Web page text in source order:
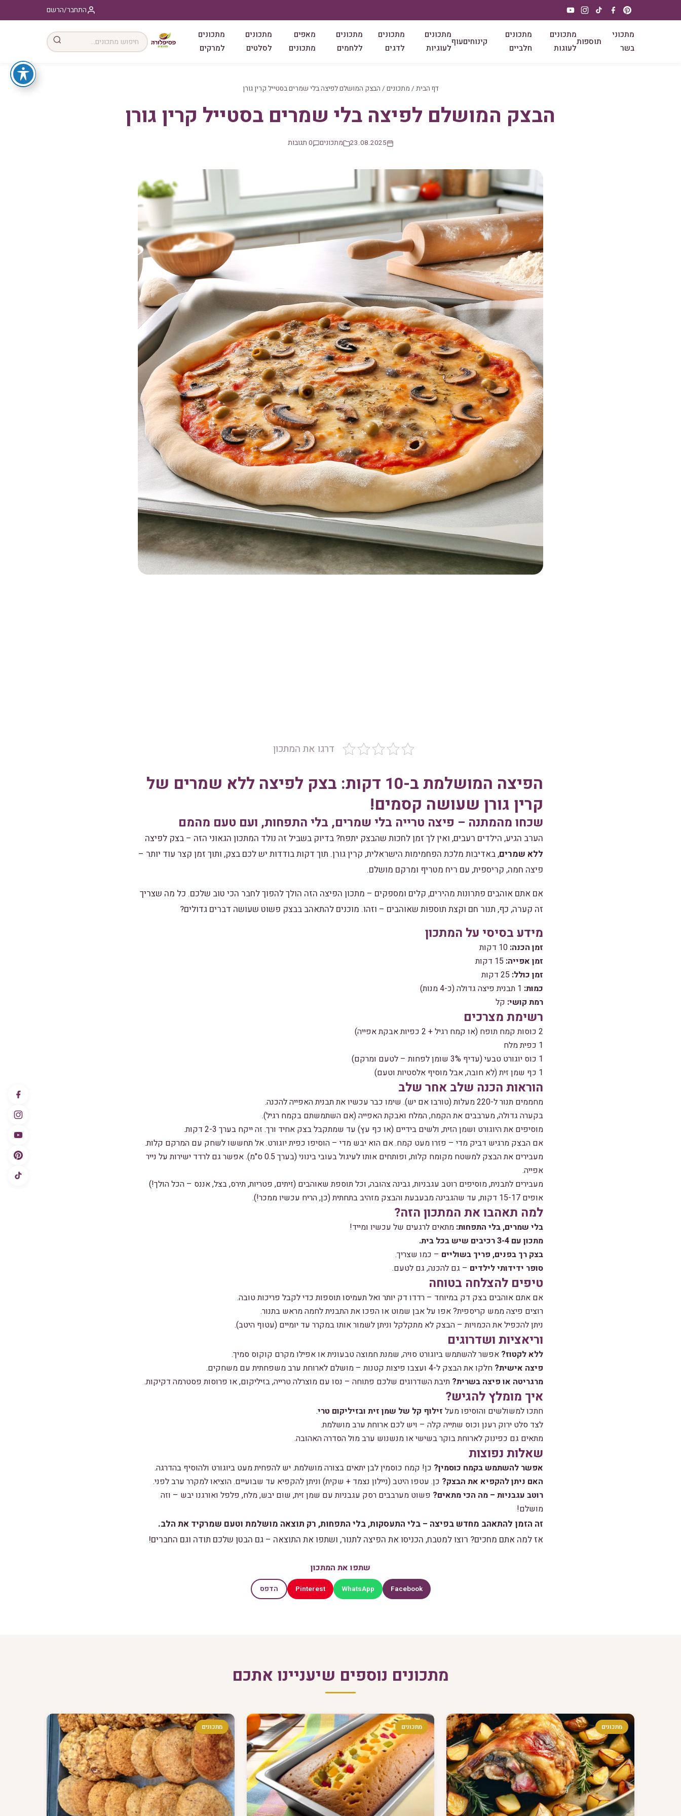
התחבר/הרשם
מתכוני
בשר
תוספות
מתכונים
לעוגות
מתכונים
חלביים
קינוחיםעוף
מתכונים
לעוגיות
מתכונים
לדגים
מתכונים
ללחמים
מאפים
מתכונים
מתכונים
לסלטים
מתכונים
למרקים
דף הבית / מתכונים / הבצק המושלם לפיצה בלי שמרים בסטייל קרין גורן
הבצק המושלם לפיצה בלי שמרים בסטייל קרין גורן
23.08.2025 מתכונים 0 תגובות
דרגו את המתכון
הפיצה המושלמת ב-10 דקות: בצק לפיצה ללא שמרים של
קרין גורן שעושה קסמים!
שכחו מהמתנה – פיצה טרייה בלי שמרים, בלי התפחות, ועם טעם מהמם
הערב הגיע, הילדים רעבים, ואין לך זמן לחכות שהבצק יתפח? בדיוק בשביל זה נולד המתכון הגאוני הזה – בצק לפיצה
ללא שמרים, באדיבות מלכת הפחמימות הישראלית, קרין גורן. תוך דקות בודדות יש לכם בצק, ותוך זמן קצר עוד יותר –
פיצה חמה, קריספית, עם ריח מטריף ומרקם מושלם.
אם אתם אוהבים פתרונות מהירים, קלים ומספקים – מתכון הפיצה הזה הולך להפוך לחבר הכי טוב שלכם. כל מה שצריך
זה קערה, כף, תנור חם וקצת תוספות שאוהבים – וזהו. מוכנים להתאהב בבצק פשוט שעושה דברים גדולים?
מידע בסיסי על המתכון
זמן הכנה:
זמן אפייה:
זמן כולל:
כמות:
רמת קושי: קל
רשימת מצרכים
2 כוסות קמח תופח (או קמח רגיל + 2 כפיות אבקת אפייה)
1 כפית מלח
1 כוס יוגורט טבעי (עדיף 3% שומן לפחות – לטעם ומרקם)
1 כף שמן זית (לא חובה, אבל מוסיף אלסטיות וטעם)
הוראות הכנה שלב אחר שלב
מחממים תנור ל-220 מעלות (טורבו אם יש). שימו כבר עכשיו את תבנית האפייה להכנה.
בקערה גדולה, מערבבים את הקמח, המלח ואבקת האפייה (אם השתמשתם בקמח רגיל).
מוסיפים את היוגורט ושמן הזית, ולשים בידיים (או כף עץ) עד שמתקבל בצק אחיד ורך. זה ייקח בערך 2-3 דקות.
אם הבצק מרגיש דביק מדי – פזרו מעט קמח. אם הוא יבש מדי – הוסיפו כפית יוגורט. אל תחששו לשחק עם המרקם קלות.
מעבירים את הבצק למשטח מקומח קלות, ופותחים אותו לעיגול בעובי בינוני (בערך 0.5 ס"מ). אפשר גם לרדד ישירות על נייר
אפייה.
מעבירים לתבנית, מוסיפים רוטב עגבניות, גבינה צהובה, וכל תוספת שאוהבים (זיתים, פטריות, תירס, בצל, אננס – הכל הולך!)
אופים 15-17 דקות, עד שהגבינה מבעבעת והבצק מזהיב בתחתית (כן, הריח עכשיו ממכר!).
למה תאהבו את המתכון הזה?
בלי שמרים, בלי התפחות: מתאים לרגעים של עכשיו ומייד!
מתכון עם 3-4 רכיבים שיש בכל בית.
בצק רך בפנים, פריך בשוליים – כמו שצריך.
סופר ידידותי לילדים – גם להכנה, גם לטעם.
טיפים להצלחה בטוחה
אם אתם אוהבים בצק דק במיוחד – רדדו דק יותר ואל תעמיסו תוספות כדי לקבל פריכות טובה.
רוצים פיצה ממש קריספית? אפו על אבן שמוט או הפכו את התבנית לחמה מראש בתנור.
ניתן להכפיל את הכמויות – הבצק לא מתקלקל וניתן לשמור אותו במקרר עד יומיים (עטוף היטב).
וריאציות ושדרוגים
ללא לקטוז? אפשר להשתמש ביוגורט סויה, שמנת חמוצה טבעונית או אפילו מקרם קוקוס סמיך.
פיצה אישית? חלקו את הבצק ל-4 ועצבו פיצות קטנות – מושלם לארוחת ערב משפחתית עם משחקים.
מרגריטה או פיצה בשרית? תיבת השדרוגים שלכם פתוחה – נסו עם מוצרלה טרייה, בזיליקום, או פרוסות פסטרמה דקיקות.
איך מומלץ להגיש?
חתכו למשולשים והוסיפו מעל זילוף קל של שמן זית ובזיליקום טרי.
לצד סלט ירוק רענן וכוס שתייה קלה – ויש לכם ארוחת ערב מושלמת.
מתאים גם כפינוק לארוחת בוקר בשישי או מנשנוש ערב מול הסדרה האהובה.
שאלות נפוצות
אפשר להשתמש בקמח כוסמין? כן! קמח כוסמין לבן יתאים בצורה מושלמת. יש להפחית מעט ביוגורט ולהוסיף בהדרגה.
האם ניתן להקפיא את הבצק? כן. עטפו היטב (ניילון נצמד + שקית) וניתן להקפיא עד שבועיים. הוציאו למקרר ערב לפני.
רוטב עגבניות – מה הכי מתאים? פשוט מערבבים רסק עגבניות עם שמן זית, שום יבש, מלח, פלפל ואורגנו יבש – וזה
מושלם!
זה הזמן להתאהב מחדש בפיצה – בלי התעסקות, בלי התפחות, רק תוצאה מושלמת וטעם שמרקיד את הלב.
אז למה אתם מחכים? רוצו למטבח, הכניסו את הפיצה לתנור, ושתפו את התוצאה – גם הבטן שלכם תודה וגם החברים!
שתפו את המתכון
Facebook
WhatsApp
Pinterest הדפס
מתכונים נוספים שיעניינו אתכם
מתכונים מתכונים מתכונים